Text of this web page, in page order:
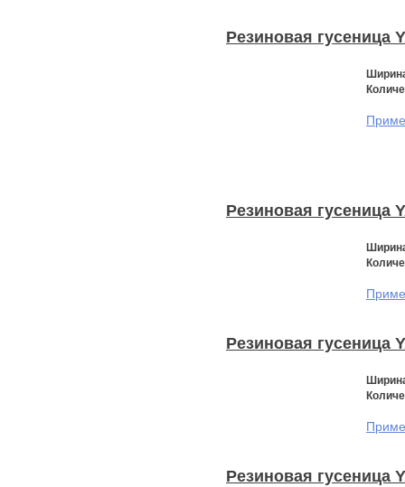
Резиновая гусеница
Резиновая гусеница
Резиновая гусеница
Резиновая гусеница